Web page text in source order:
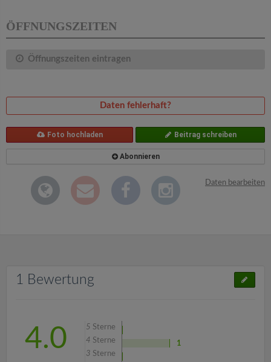
ÖFFNUNGSZEITEN
Öffnungszeiten eintragen
Daten fehlerhaft?
Foto hochladen Beitrag schreiben
Abonnieren
Daten bearbeiten
1 Bewertung
4.0 5 Sterne
4 Sterne
1
3 Sterne
i
o